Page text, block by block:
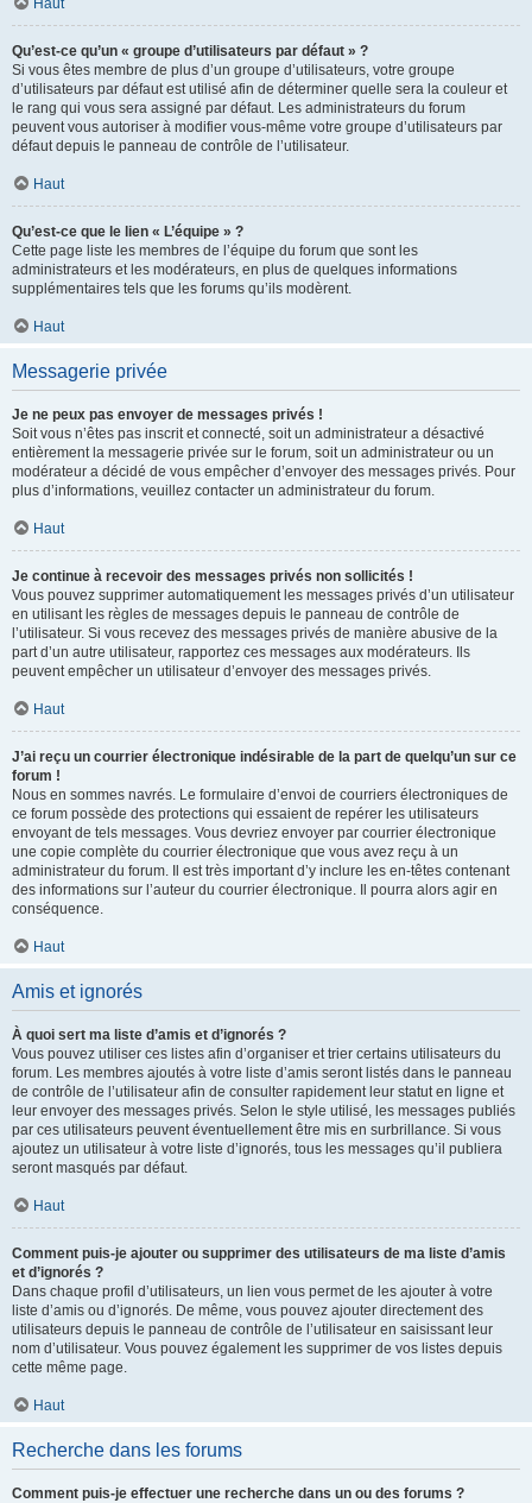
Haut
Qu’est-ce qu’un « groupe d’utilisateurs par défaut » ?
Si vous êtes membre de plus d’un groupe d’utilisateurs, votre groupe
d’utilisateurs par défaut est utilisé afin de déterminer quelle sera la couleur et
le rang qui vous sera assigné par défaut. Les administrateurs du forum
peuvent vous autoriser à modifier vous-même votre groupe d’utilisateurs par
défaut depuis le panneau de contrôle de l’utilisateur.
Haut
Qu’est-ce que le lien « L’équipe » ?
Cette page liste les membres de l’équipe du forum que sont les
administrateurs et les modérateurs, en plus de quelques informations
supplémentaires tels que les forums qu’ils modèrent.
Haut
Messagerie privée
Je ne peux pas envoyer de messages privés !
Soit vous n’êtes pas inscrit et connecté, soit un administrateur a désactivé
entièrement la messagerie privée sur le forum, soit un administrateur ou un
modérateur a décidé de vous empêcher d’envoyer des messages privés. Pour
plus d’informations, veuillez contacter un administrateur du forum.
Haut
Je continue à recevoir des messages privés non sollicités !
Vous pouvez supprimer automatiquement les messages privés d’un utilisateur
en utilisant les règles de messages depuis le panneau de contrôle de
l’utilisateur. Si vous recevez des messages privés de manière abusive de la
part d’un autre utilisateur, rapportez ces messages aux modérateurs. Ils
peuvent empêcher un utilisateur d’envoyer des messages privés.
Haut
J’ai reçu un courrier électronique indésirable de la part de quelqu’un sur ce
forum !
Nous en sommes navrés. Le formulaire d’envoi de courriers électroniques de
ce forum possède des protections qui essaient de repérer les utilisateurs
envoyant de tels messages. Vous devriez envoyer par courrier électronique
une copie complète du courrier électronique que vous avez reçu à un
administrateur du forum. Il est très important d’y inclure les en-têtes contenant
des informations sur l’auteur du courrier électronique. Il pourra alors agir en
conséquence.
Haut
Amis et ignorés
À quoi sert ma liste d’amis et d’ignorés ?
Vous pouvez utiliser ces listes afin d’organiser et trier certains utilisateurs du
forum. Les membres ajoutés à votre liste d’amis seront listés dans le panneau
de contrôle de l’utilisateur afin de consulter rapidement leur statut en ligne et
leur envoyer des messages privés. Selon le style utilisé, les messages publiés
par ces utilisateurs peuvent éventuellement être mis en surbrillance. Si vous
ajoutez un utilisateur à votre liste d’ignorés, tous les messages qu’il publiera
seront masqués par défaut.
Haut
Comment puis-je ajouter ou supprimer des utilisateurs de ma liste d’amis
et d’ignorés ?
Dans chaque profil d’utilisateurs, un lien vous permet de les ajouter à votre
liste d’amis ou d’ignorés. De même, vous pouvez ajouter directement des
utilisateurs depuis le panneau de contrôle de l’utilisateur en saisissant leur
nom d’utilisateur. Vous pouvez également les supprimer de vos listes depuis
cette même page.
Haut
Recherche dans les forums
Comment puis-je effectuer une recherche dans un ou des forums ?